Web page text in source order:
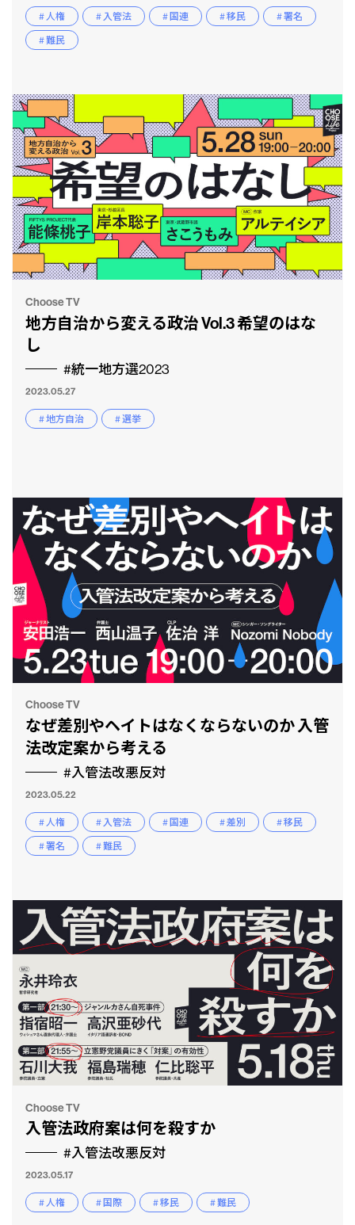
とも
# 人権 # 入管法 # 国連 # 移民
# 署名
# 難民
Choose TV
地方自治から変える政治 Vol.3 希望のはな
し
#統一地方選2023
2023.05.27
# 地方自治 # 選挙
Choose TV
なぜ差別やヘイトはなくならないのか 入管
法改定案から考える
#入管法改悪反対
2023.05.22
# 人権 # 入管法 # 国連 # 差別
# 移民
# 署名
# 難民
Choose TV
入管法政府案は何を殺すか
#入管法改悪反対
2023.05.17
# 人権 # 国際 # 移民 # 難民